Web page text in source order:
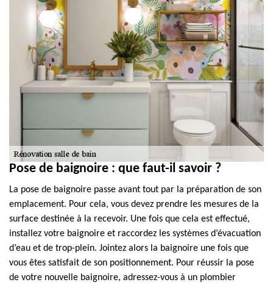
Pose de baignoire : que faut-il savoir ?
La pose de baignoire passe avant tout par la préparation de son
emplacement. Pour cela, vous devez prendre les mesures de la
surface destinée à la recevoir. Une fois que cela est effectué,
installez votre baignoire et raccordez les systèmes d’évacuation
d’eau et de trop-plein. Jointez alors la baignoire une fois que
vous êtes satisfait de son positionnement. Pour réussir la pose
de votre nouvelle baignoire, adressez-vous à un plombier